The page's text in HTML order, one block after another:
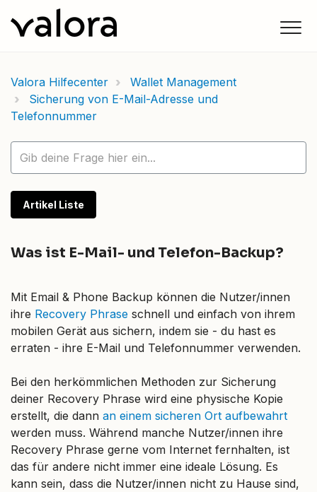
Valora Hilfecenter
Wallet Management
Sicherung von E-Mail-Adresse und
Telefonnummer
Artikel Liste
Was ist E-Mail- und Telefon-Backup?
Mit Email & Phone Backup können die Nutzer/innen
ihre Recovery Phrase schnell und einfach von ihrem
mobilen Gerät aus sichern, indem sie - du hast es
erraten - ihre E-Mail und Telefonnummer verwenden.
Bei den herkömmlichen Methoden zur Sicherung
deiner Recovery Phrase wird eine physische Kopie
erstellt, die dann an einem sicheren Ort aufbewahrt
werden muss. Während manche Nutzer/innen ihre
Recovery Phrase gerne vom Internet fernhalten, ist
das für andere nicht immer eine ideale Lösung. Es
kann sein, dass die Nutzer/innen nicht zu Hause sind,